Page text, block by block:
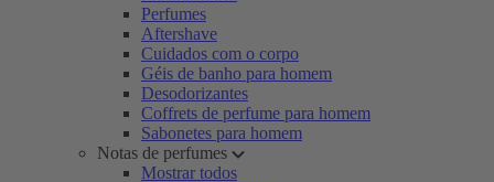
Perfumes
Aftershave
Cuidados com o corpo
Géis de banho para homem
Desodorizantes
Coffrets de perfume para homem
Sabonetes para homem
Notas de perfumes
Mostrar todos